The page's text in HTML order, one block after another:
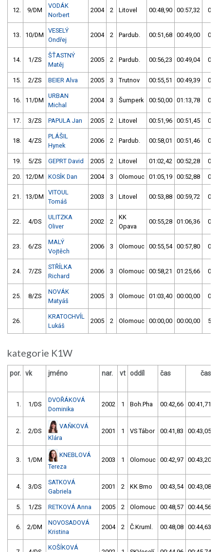
12. 9/DM
VODÁK
Norbert
2004 2 Litovel 00:48,90 00:57,32
13. 10/DM
VESELÝ
Ondřej
2004 2 Pardub. 00:51,68 00:49,00
14. 1/ZS
ŠŤASTNÝ
Matěj
2005 2 Pardub. 00:56,23 00:49,04
15. 2/ZS BEIER Alva 2005 3 Trutnov 00:55,51 00:49,39
16. 11/DM
URBAN
Michal
2004 3 Šumperk 00:50,00 01:13,78
17. 3/ZS PAPULA Jan 2005 2 Litovel 00:51,96 00:51,45
18. 4/ZS
PLÁŠIL
Hynek
2006 2 Pardub. 00:58,01 00:51,46
19. 5/ZS GEPRT David 2005 2 Litovel 01:02,42 00:52,28
20. 12/DM KOSÍK Dan 2004 3 Olomouc 01:05,19 00:52,88
21. 13/DM
VITOUL
Tomáš
2003 3 Litovel 00:53,88 00:59,72
22. 4/DS
ULITZKA
Oliver
2002 2
KK
Opava
00:55,28 01:06,36
23. 6/ZS
MALÝ
Vojtěch
2006 3 Olomouc 00:55,54 00:57,80
24. 7/ZS
STŘÍLKA
Richard
2006 3 Olomouc 00:58,21 01:25,66
25. 8/ZS
NOVÁK
Matyáš
2005 3 Olomouc 01:03,40 00:00,00
26.
KRATOCHVÍL
Lukáš
2005 2 Olomouc 00:00,00 00:00,00
kategorie K1W
por. vk jméno nar. vt oddíl čas čas
1. 1/DS
DVOŘÁKOVÁ
Dominika
2002 1 Boh.Pha 00:42,66 00:41,71
2. 2/DS
VAŇKOVÁ
Klára
2001 1 VS Tábor 00:41,83 00:43,05
3. 1/DM
KNEBLOVÁ
Tereza
2003 1 Olomouc 00:42,97 00:43,20
4. 3/DS
SATKOVÁ
Gabriela
2001 2 KK Brno 00:43,54 00:43,08
5. 1/ZS RETKOVÁ Anna 2005 2 Olomouc 00:48,57 00:44,56
6. 2/DM
NOVOSADOVÁ
Kristina
2004 2 Č.Kruml. 00:48,08 00:44,63
KOŠÍKOVÁ